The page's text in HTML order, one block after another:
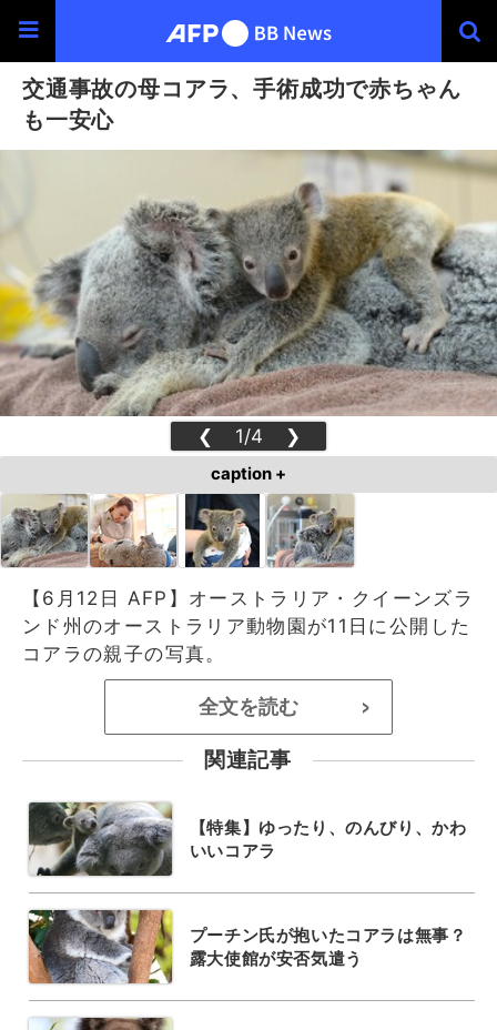
交通事故の母コアラ、手術成功で赤ちゃん
も一安心
❮ 1/4 ❯
caption +
【6月12日 AFP】オーストラリア・クイーンズラ
ンド州のオーストラリア動物園が11日に公開した
コアラの親子の写真。
全文を読む >
関連記事
【特集】ゆったり、のんびり、かわ
いいコアラ
プーチン氏が抱いたコアラは無事？
露大使館が安否気遣う